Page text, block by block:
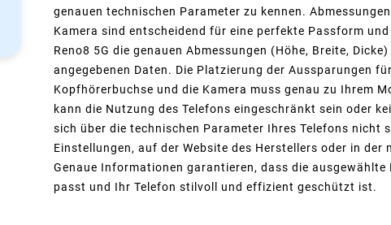
genauen technischen Parameter zu kennen.
Kamera sind entscheidend für eine perfekte Passform
Reno8 5G die genauen Abmessungen (Höhe, Breite,
angegebenen Daten. Die Platzierung der Aussparungen
Kopfhörerbuchse und die Kamera muss genau zu Ihrem
kann die Nutzung des Telefons eingeschränkt sein oder
sich über die technischen Parameter Ihres Telefons nicht
Einstellungen, auf der Website des Herstellers oder in
Genaue Informationen garantieren, dass die
passt und Ihr Telefon stilvoll und effizient geschützt ist.